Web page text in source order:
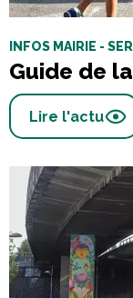
INFOS MAIRIE -
Guide de
Lire l'actu